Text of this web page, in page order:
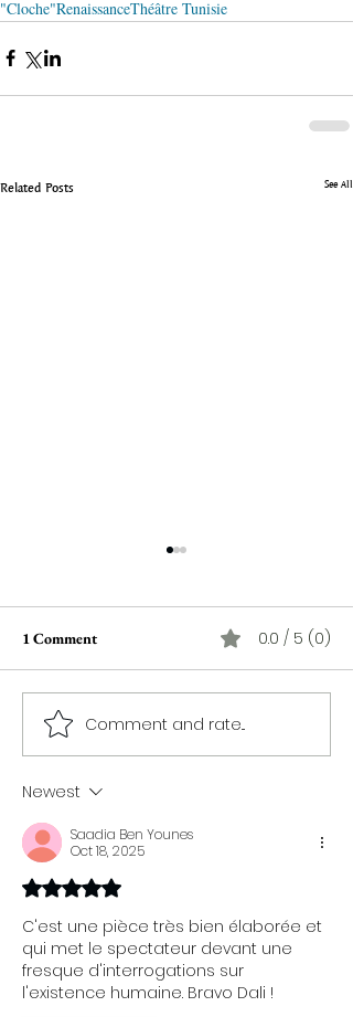
"Cloche"RenaissanceThéâtre Tunisie
Related Posts See All
شيء خطير جدا سيحدث في
هذه القرية لغابرييل غارسيا
المسرحي : عندما يصبح
الخوف من المستقبل هو
الحقيقة المطلقة
1 Comment 0.0 / 5 (0)
Comment and rate...
Newest
Saadia Ben Younes
Oct 18, 2025
Rated 5 out of 5 stars.
C'est une pièce très bien élaborée et
qui met le spectateur devant une
fresque d'interrogations sur
l'existence humaine. Bravo Dali !